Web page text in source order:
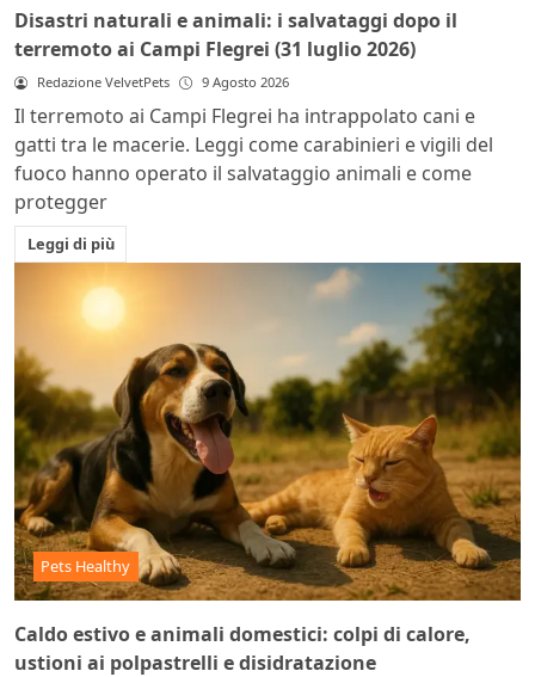
Disastri naturali e animali: i salvataggi dopo il
terremoto ai Campi Flegrei (31 luglio 2026)
Redazione VelvetPets 9 Agosto 2026
Il terremoto ai Campi Flegrei ha intrappolato cani e
gatti tra le macerie. Leggi come carabinieri e vigili del
fuoco hanno operato il salvataggio animali e come
protegger
Leggi di più
Pets Healthy
Caldo estivo e animali domestici: colpi di calore,
ustioni ai polpastrelli e disidratazione